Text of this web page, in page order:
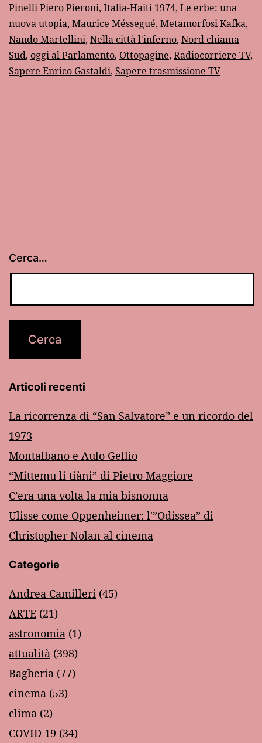
Pinelli Piero Pieroni, Italia-Haiti 1974, Le erbe: una
nuova utopia, Maurice Méssegué, Metamorfosi Kafka,
Nando Martellini, Nella città l'inferno, Nord chiama
Sud, oggi al Parlamento, Ottopagine, Radiocorriere TV,
Sapere Enrico Gastaldi, Sapere trasmissione TV
Cerca…
Articoli recenti
La ricorrenza di “San Salvatore” e un ricordo del
1973
Montalbano e Aulo Gellio
“Mittemu li tiàni” di Pietro Maggiore
C’era una volta la mia bisnonna
Ulisse come Oppenheimer: l'”Odissea” di
Christopher Nolan al cinema
Categorie
Andrea Camilleri (45)
ARTE (21)
astronomia (1)
attualità (398)
Bagheria (77)
cinema (53)
clima (2)
COVID 19 (34)